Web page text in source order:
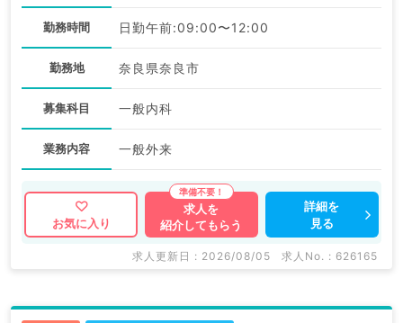
勤務時間 日勤午前:09:00〜12:00
勤務地 奈良県奈良市
募集科目 一般内科
業務内容 一般外来
お気に入り
求人を
紹介してもらう
詳細を
見る
求人更新日 : 2026/08/05 求人No. : 626165